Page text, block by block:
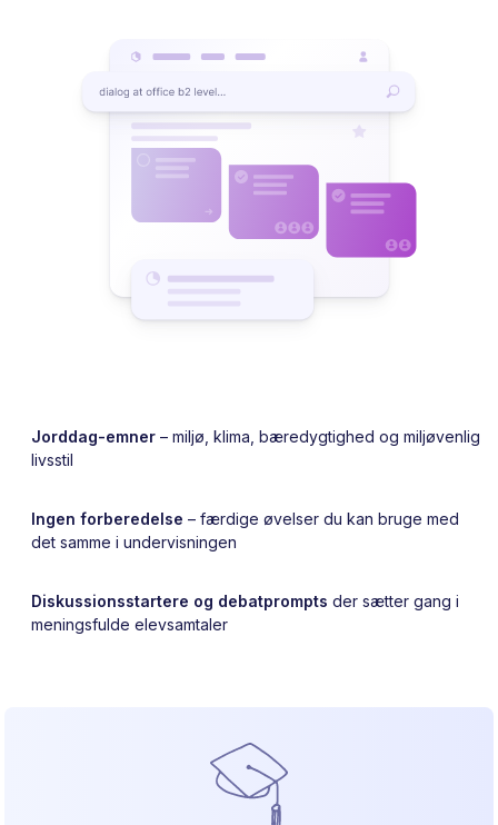
Jorddag-emner – miljø, klima, bæredygtighed og miljøvenlig
livsstil
Ingen forberedelse – færdige øvelser du kan bruge med
det samme i undervisningen
Diskussionsstartere og debatprompts der sætter gang i
meningsfulde elevsamtaler